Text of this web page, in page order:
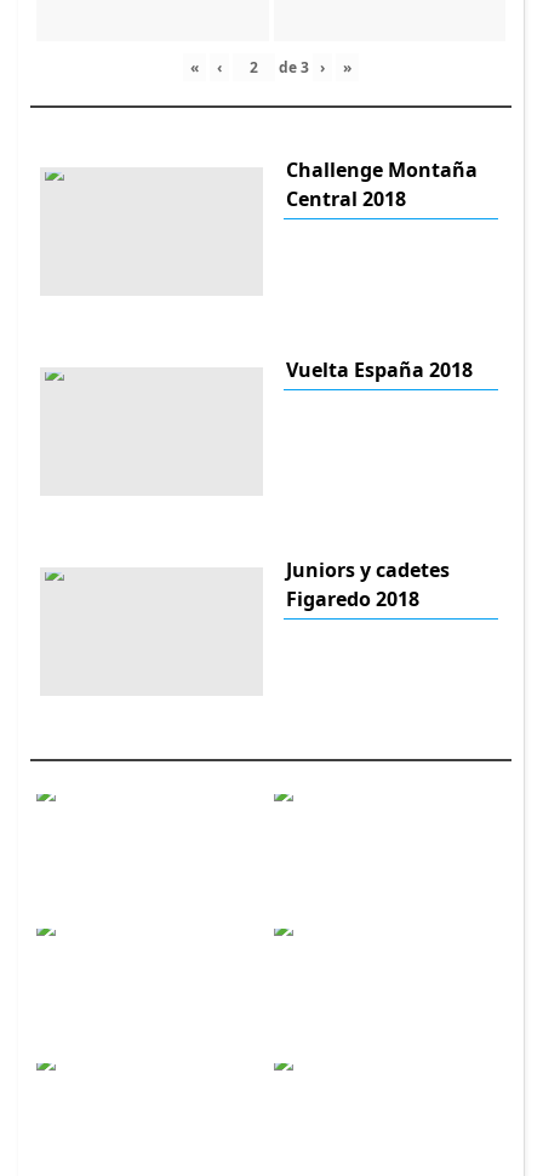
« ‹ de3 › »
Challenge Montaña
Central 2018
Vuelta España 2018
Juniors y cadetes
Figaredo 2018